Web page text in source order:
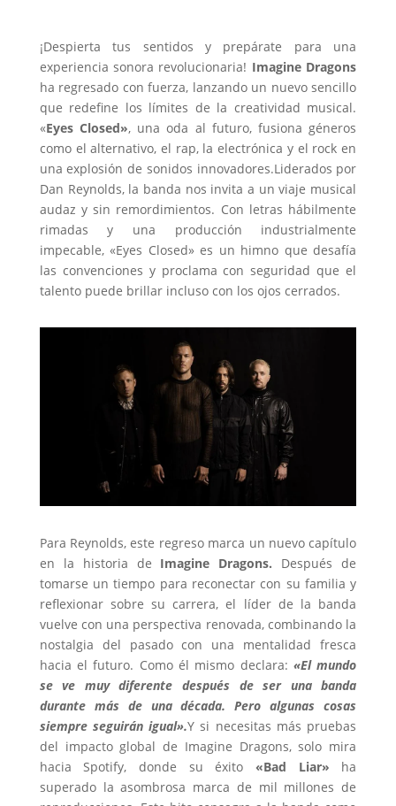
¡Despierta tus sentidos y prepárate para una
experiencia sonora revolucionaria! Imagine Dragons
ha regresado con fuerza, lanzando un nuevo sencillo
que redefine los límites de la creatividad musical.
«Eyes Closed», una oda al futuro, fusiona géneros
como el alternativo, el rap, la electrónica y el rock en
una explosión de sonidos innovadores.Liderados por
Dan Reynolds, la banda nos invita a un viaje musical
audaz y sin remordimientos. Con letras hábilmente
rimadas y una producción industrialmente
impecable, «Eyes Closed» es un himno que desafía
las convenciones y proclama con seguridad que el
talento puede brillar incluso con los ojos cerrados.
Para Reynolds, este regreso marca un nuevo capítulo
en la historia de Imagine Dragons. Después de
tomarse un tiempo para reconectar con su familia y
reflexionar sobre su carrera, el líder de la banda
vuelve con una perspectiva renovada, combinando la
nostalgia del pasado con una mentalidad fresca
hacia el futuro. Como él mismo declara: «El mundo
se ve muy diferente después de ser una banda
durante más de una década. Pero algunas cosas
siempre seguirán igual».Y si necesitas más pruebas
del impacto global de Imagine Dragons, solo mira
hacia Spotify, donde su éxito «Bad Liar» ha
superado la asombrosa marca de mil millones de